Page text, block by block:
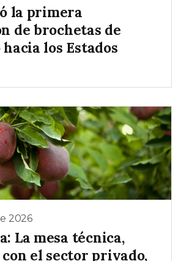
la primera
de brochetas de
los Estados
2026
La mesa técnica,
el sector privado,